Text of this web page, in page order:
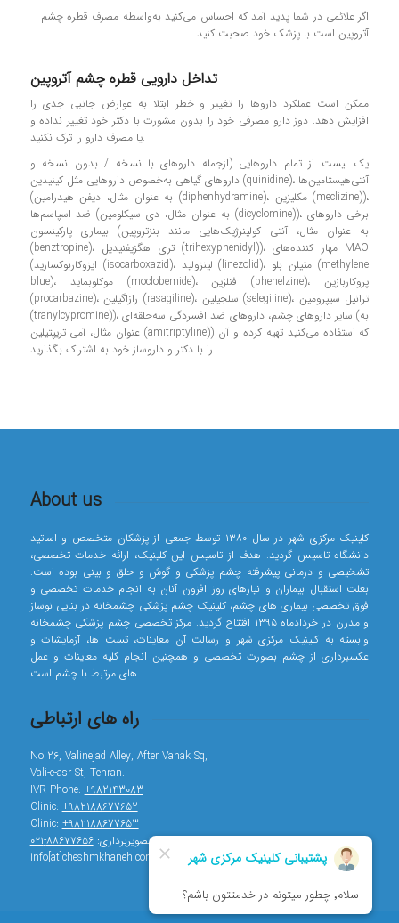
اگر علائمی در شما پدید آمد که احساس می‌کنید به‌واسطه مصرف قطره چشم
آتروپین است با پزشک خود صحبت کنید.
تداخل دارویی قطره چشم آتروپین
ممکن است عملکرد داروها را تغییر و خطر ابتلا به عوارض جانبی جدی را
افزایش دهد. دوز دارو مصرفی خود را بدون مشورت با دکتر خود تغییر نداده و
یا مصرف دارو را ترک نکنید.
یک لیست از تمام داروهایی (ازجمله داروهای با نسخه / بدون نسخه و
داروهای گیاهی به‌خصوص داروهایی مثل کینیدین (quinidine)، آنتی‌هیستامین‌ها
(به عنوان مثال، دیفن هیدرامین (diphenhydramine)، مکلیزین (meclizine))،
ضد اسپاسم‌ها (به عنوان مثال، دی سیکلومین (dicyclomine))، برخی داروهای
بیماری پارکینسون (به عنوان مثال، آنتی کولینرژیک‌هایی مانند بنزتروپین
(benztropine)، تری هگزیفنیدیل (trihexyphenidyl))، مهار کننده‌های MAO
(ایزوکاربوکسازید (isocarboxazid)، لینزولید (linezolid)، متیلن بلو (methylene
blue)، موکلوبماید (moclobemide)، فنلزین (phenelzine)، پروکاربازین
(procarbazine)، رازاگیلین (rasagiline)، سلجیلین (selegiline)، ترانیل سیپرومین
(tranylcypromine))، سایر داروهای چشم، داروهای ضد افسردگی سه‌حلقه‌ای (به
عنوان مثال، آمی تریپتیلین (amitriptyline)) که استفاده می‌کنید تهیه کرده و آن
را با دکتر و داروساز خود به اشتراک بگذارید.
About us
کلینیک مرکزی شهر در سال ۱۳۸۰ توسط جمعی از پزشکان متخصص و اساتید
دانشگاه تاسیس گردید. هدف از تاسیس این کلینیک، ارائه خدمات تخصصی،
تشخیصی و درمانی پیشرفته چشم پزشکی و گوش و حلق و بینی بوده است.
بعلت استقبال بیماران و نیازهای روز افزون آنان به انجام خدمات تخصصی و
فوق تخصصی بیماری های چشم، کلینیک چشم پزشکی چشمخانه در بنایی نوساز
و مدرن در خردادماه ۱۳۹۵ افتتاح گردید. مرکز تخصصی چشم پزشکی چشمخانه
وابسته به کلینیک مرکزی شهر و رسالت آن معاینات، تست ها، آزمایشات و
عکسبرداری از چشم بصورت تخصصی و همچنین انجام کلیه معاینات و عمل
های مرتبط با چشم است.
راه های ارتباطی
No 26, Valinejad Alley, After Vanak Sq,
Vali-e-asr St, Tehran.
IVR Phone: +982143083
Clinic: +982188677652
Clinic: +982188677653
تصویربرداری:۸۸۶۷۷۶۵۶-۰۲۱
info[at]cheshmkhaneh.com